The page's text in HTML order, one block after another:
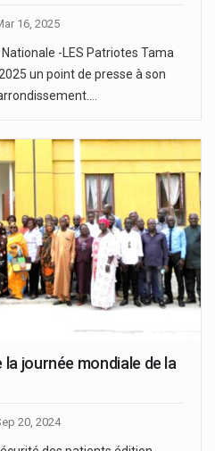
16, 2025
-LES Patriotes Tama
un point de presse à son
journée mondiale de la
20, 2024